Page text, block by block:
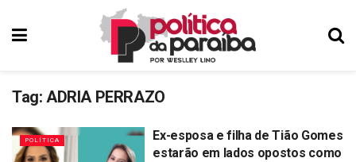
Tag: ADRIA PERRAZO
POLÍTICA
Ex-esposa e filha de Tião Gomes
estarão em lados opostos como